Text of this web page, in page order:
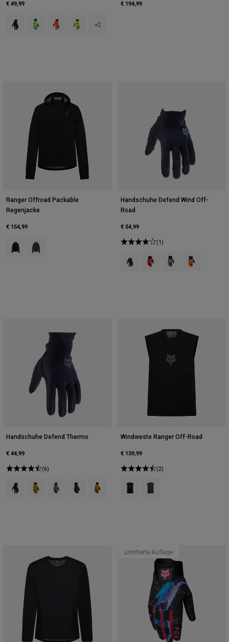
€ 49,99
Product swatch type of Schwarz.
Product swatch type of Day Glo Grün.
Product swatch type of Fluoreszierendes Orange.
Product swatch type of Fluoreszierendes Gelb.
+2
€ 194,99
Ranger Offroad Packable
Regenjacke
€ 154,99
Product swatch type of Schwarz.
Product swatch type of Efeugrün.
Handschuhe Defend Wind Off-
Road
€ 54,99
(1)
Product swatch type of Schwarz.
Product swatch type of
Product swatch
Product
Handschuhe Defend Thermo
€ 44,99
(6)
Product swatch type of Schwarz.
Product swatch type of Bronze.
Product swatch type of Graphitgrau.
Product swatch type of Efeugrün.
Product swatch type of Senfgelb.
Windweste Ranger Off-Road
€ 139,99
(2)
Product swatch type of Schwarz.
Product swatch type of
Limitierte Auflage